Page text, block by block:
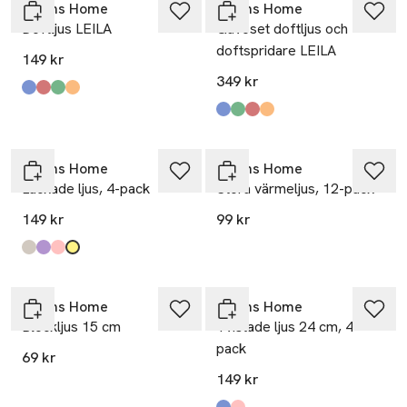
Åhléns Home
Doftljus LEILA
149 kr
Produkten finns i färgerna:
Blue,
Dk Red,
Green,
Amber,
Åhléns Home
Gåvoset doftljus och
doftspridare LEILA
349 kr
Produkten finns i färgerna:
Blue,
Green,
Dk Red,
Amber,
Åhléns Home
Lackade ljus, 4-pack
149 kr
Produkten finns i färgerna:
Warm Grey
Light Purple
Light Pink
Light Yellow
Åhléns Home
Stora värmeljus, 12-pack
99 kr
Åhléns Home
Blockljus 15 cm
69 kr
Åhléns Home
Tvistade ljus 24 cm, 4-
pack
149 kr